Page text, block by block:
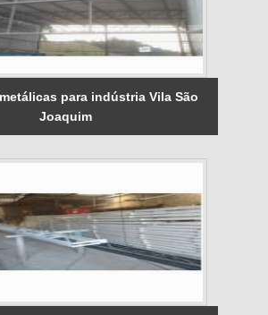
para indústria Vila São
Joaquim